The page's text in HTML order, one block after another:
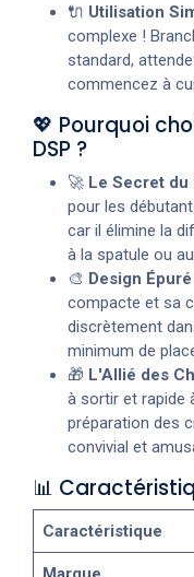
🔌 Utilisation
complexe !
standard,
commencez à
💖 Pourquoi
DSP ?
🚀 Le Secret du
pour les
car il élimine la
à la spatule ou
🎨 Design
compacte et sa
discrètement
minimum de
🎁 L'Allié des
à sortir et rapide
préparation des
convivial et
📊
Caractéristique